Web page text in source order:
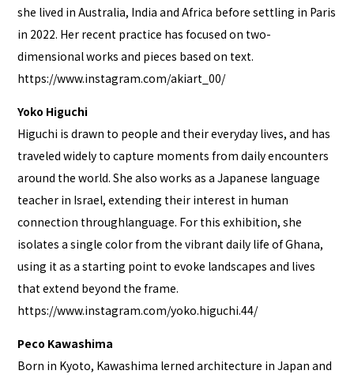
she lived in Australia, India and Africa before settling in Paris
in 2022. Her recent practice has focused on two-
dimensional works and pieces based on text.
https://www.instagram.com/akiart_00/
Yoko Higuchi
Higuchi is drawn to people and their everyday lives, and has
traveled widely to capture moments from daily encounters
around the world. She also works as a Japanese language
teacher in Israel, extending their interest in human
connection throughlanguage. For this exhibition, she
isolates a single color from the vibrant daily life of Ghana,
using it as a starting point to evoke landscapes and lives
that extend beyond the frame.
https://www.instagram.com/yoko.higuchi.44/
Peco Kawashima
Born in Kyoto, Kawashima lerned architecture in Japan and